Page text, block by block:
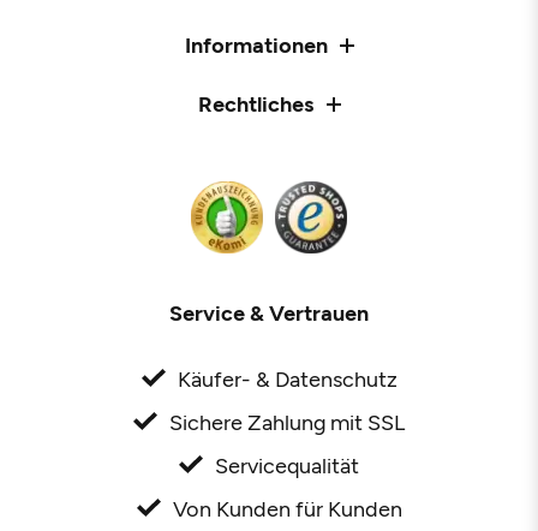
Informationen
Rechtliches
Service & Vertrauen
Käufer- & Datenschutz
Sichere Zahlung mit SSL
Servicequalität
Von Kunden für Kunden